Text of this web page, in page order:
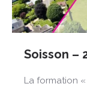
Soisson –
La formation